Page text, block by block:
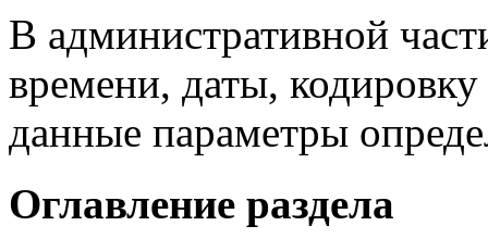
В административной
времени, даты,
данные параметры
Оглавление раздела